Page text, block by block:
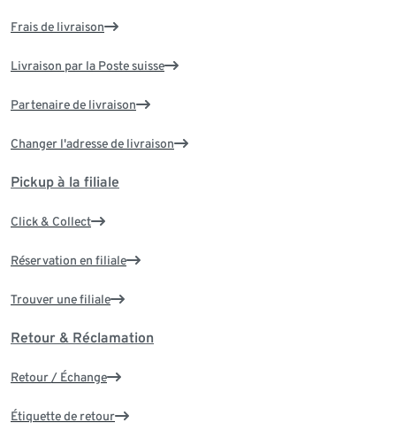
Frais de livraison
Livraison par la Poste suisse
Partenaire de livraison
Changer l'adresse de livraison
Pickup à la filiale
Click & Collect
Réservation en filiale
Trouver une filiale
Retour & Réclamation
Retour / Échange
Étiquette de retour